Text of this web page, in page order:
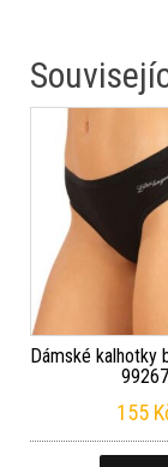
Dámské kalhotky
99267
155